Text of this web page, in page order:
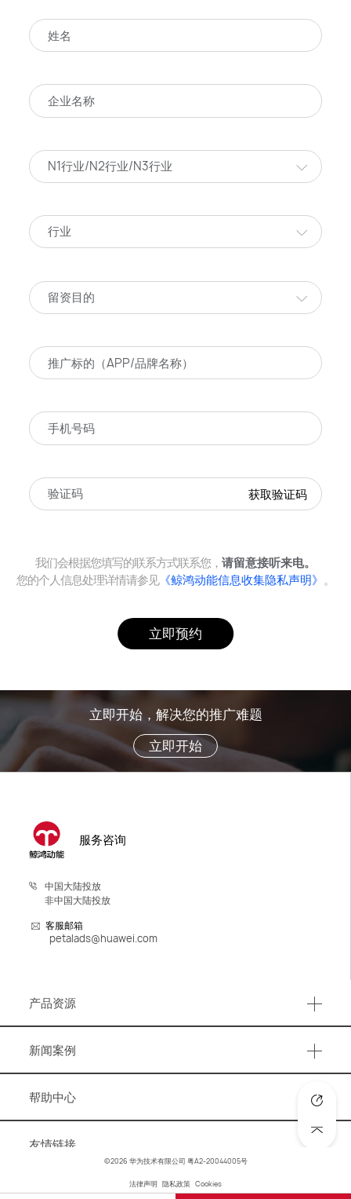
N1行业/N2行业/N3行业
行业
留资目的
获取验证码
我们会根据您填写的联系方式联系您， 请留意接听来电。
您的个人信息处理详情请参见《鲸鸿动能信息收集隐私声明》 。
立即预约
立即开始，解决您的推广难题
立即开始
服务咨询
中国大陆投放
非中国大陆投放
客服邮箱
petalads@huawei.com
产品资源
新闻案例
洞察报告
帮助中心
账号与账户管理
友情链接
©2026 华为技术有限公司 粤A2-20044005号
法律声明 隐私政策 Cookies